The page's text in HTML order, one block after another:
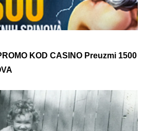
KOD CASINO Preuzmi 1500